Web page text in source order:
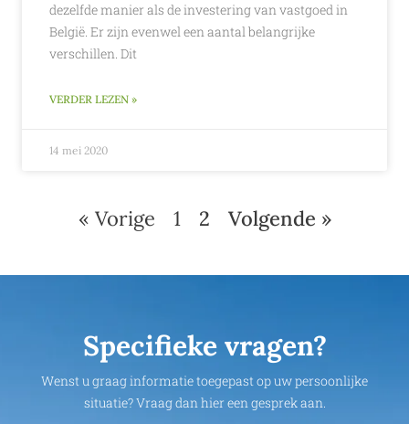
dezelfde manier als de investering van vastgoed in
België. Er zijn evenwel een aantal belangrijke
verschillen. Dit
VERDER LEZEN »
14 mei 2020
« Vorige 1 2 Volgende »
Specifieke vragen?
Wenst u graag informatie toegepast op uw persoonlijke
situatie? Vraag dan hier een gesprek aan.